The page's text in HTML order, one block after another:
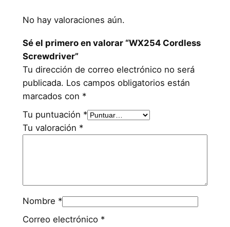
No hay valoraciones aún.
Sé el primero en valorar “WX254 Cordless
Screwdriver”
Tu dirección de correo electrónico no será
publicada. Los campos obligatorios están
marcados con *
Tu puntuación *
Tu valoración *
Nombre *
Correo electrónico *